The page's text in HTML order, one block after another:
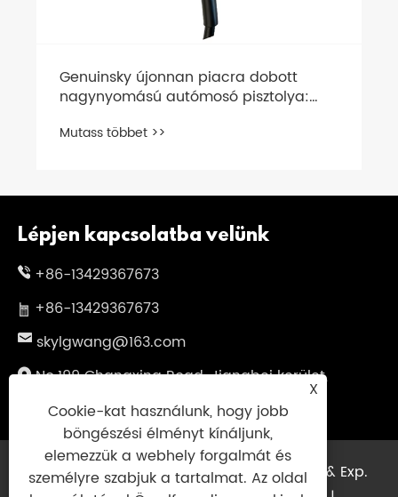
Genuinsky újonnan piacra dobott
nagynyomású autómosó pisztolya:
sorozattal
Mutass többet >>
Lépjen kapcsolatba velünk
+86-13429367673
+86-13429367673
skylgwang@163.com
No.199 Changxing Road, Jiangbei kerület,
Ningbo City, Zhejiang tartomány, Kína
Copyright © 2025 Ningbo Genuinsky imp. & Exp.
X
Cookie-kat használunk, hogy jobb
böngészési élményt kínáljunk,
elemezzük a webhely forgalmát és
személyre szabjuk a tartalmat. Az oldal